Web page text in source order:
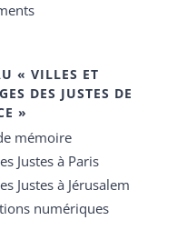
« VILLES ET
DES JUSTES DE
»
mémoire
Justes à Paris
Justes à Jérusalem
numériques